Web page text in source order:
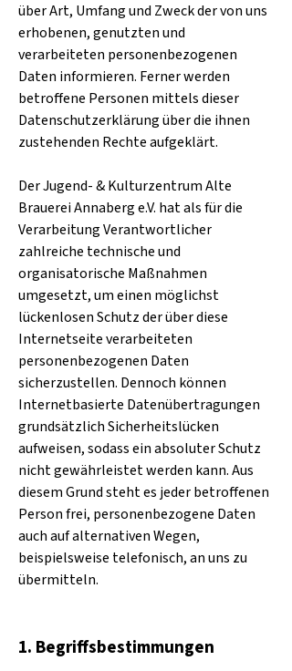
über Art, Umfang und Zweck der von uns
erhobenen, genutzten und
verarbeiteten personenbezogenen
Daten informieren. Ferner werden
betroffene Personen mittels dieser
Datenschutzerklärung über die ihnen
zustehenden Rechte aufgeklärt.
Der Jugend- & Kulturzentrum Alte
Brauerei Annaberg e.V. hat als für die
Verarbeitung Verantwortlicher
zahlreiche technische und
organisatorische Maßnahmen
umgesetzt, um einen möglichst
lückenlosen Schutz der über diese
Internetseite verarbeiteten
personenbezogenen Daten
sicherzustellen. Dennoch können
Internetbasierte Datenübertragungen
grundsätzlich Sicherheitslücken
aufweisen, sodass ein absoluter Schutz
nicht gewährleistet werden kann. Aus
diesem Grund steht es jeder betroffenen
Person frei, personenbezogene Daten
auch auf alternativen Wegen,
beispielsweise telefonisch, an uns zu
übermitteln.
1. Begriffsbestimmungen